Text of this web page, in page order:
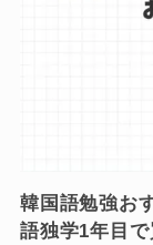
韓国語勉強お
語独学1年目